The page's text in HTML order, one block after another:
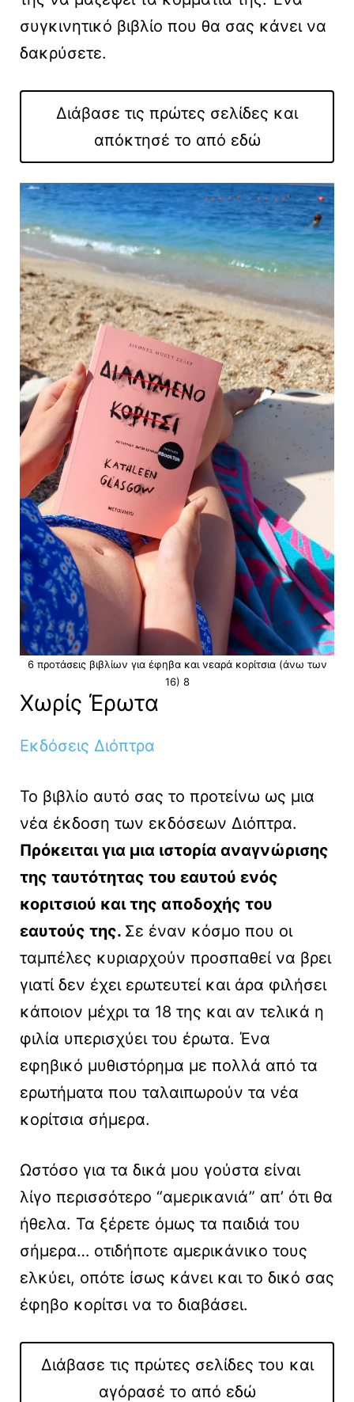
συγκινητικό βιβλίο που θα σας κάνει να
δακρύσετε.
Διάβασε τις πρώτες σελίδες και
απόκτησέ το από εδώ
6 προτάσεις βιβλίων για έφηβα και νεαρά κορίτσια (άνω των
16) 8
Χωρίς Έρωτα
Εκδόσεις Διόπτρα
Το βιβλίο αυτό σας το προτείνω ως μια
νέα έκδοση των εκδόσεων Διόπτρα.
Πρόκειται για μια ιστορία αναγνώρισης
της ταυτότητας του εαυτού ενός
κοριτσιού και της αποδοχής του
εαυτούς της. Σε έναν κόσμο που οι
ταμπέλες κυριαρχούν προσπαθεί να βρει
γιατί δεν έχει ερωτευτεί και άρα φιλήσει
κάποιον μέχρι τα 18 της και αν τελικά η
φιλία υπερισχύει του έρωτα. Ένα
εφηβικό μυθιστόρημα με πολλά από τα
ερωτήματα που ταλαιπωρούν τα νέα
κορίτσια σήμερα.
Ωστόσο για τα δικά μου γούστα είναι
λίγο περισσότερο “αμερικανιά” απ’ ότι θα
ήθελα. Τα ξέρετε όμως τα παιδιά του
σήμερα… οτιδήποτε αμερικάνικο τους
ελκύει, οπότε ίσως κάνει και το δικό σας
έφηβο κορίτσι να το διαβάσει.
Διάβασε τις πρώτες σελίδες του και
αγόρασέ το από εδώ